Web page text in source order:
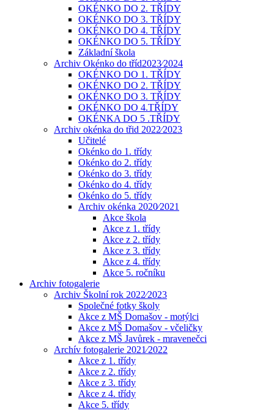
OKÉNKO DO 2. TŘÍDY
OKÉNKO DO 3. TŘÍDY
OKÉNKO DO 4. TŘÍDY
OKÉNKO DO 5. TŘÍDY
Základní škola
Archiv Okénko do tříd2023⁄2024
OKÉNKO DO 1. TŘÍDY
OKÉNKO DO 2. TŘÍDY
OKÉNKO DO 3. TŘÍDY
OKÉNKO DO 4.TŘÍDY
OKÉNKA DO 5 .TŘÍDY
Archiv okénka do třid 2022⁄2023
Učitelé
Okénko do 1. třídy
Okénko do 2. třídy
Okénko do 3. třídy
Okénko do 4. třídy
Okénko do 5. třídy
Archiv okénka 2020⁄2021
Akce škola
Akce z 1. třídy
Akce z 2. třídy
Akce z 3. třídy
Akce z 4. třídy
Akce 5. ročníku
Archiv fotogalerie
Archiv Školní rok 2022⁄2023
Společné fotky školy
Akce z MŠ Domašov - motýlci
Akce z MŠ Domašov - včeličky
Akce z MŠ Javůrek - mravenečci
Archív fotogalerie 2021⁄2022
Akce z 1. třídy
Akce z 2. třídy
Akce z 3. třídy
Akce z 4. třídy
Akce 5. třídy